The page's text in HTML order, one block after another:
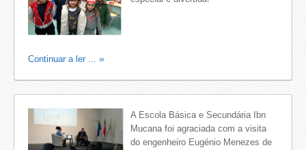
Continuar a ler ...
A Escola Básica e Secundária Ibn
Mucana foi agraciada com a visita
do engenheiro Eugénio Menezes de